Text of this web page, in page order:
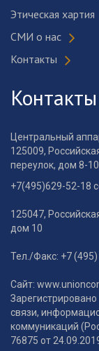
Этическая хартия
СМИ о нас
Контакты
Контакты
Центральный
125009,
переулок, дом 8-
+7(495)629-52-18
125047,
дом 10
Тел./Факс: +7
Сайт:
связи,
коммуникаций
76875 от